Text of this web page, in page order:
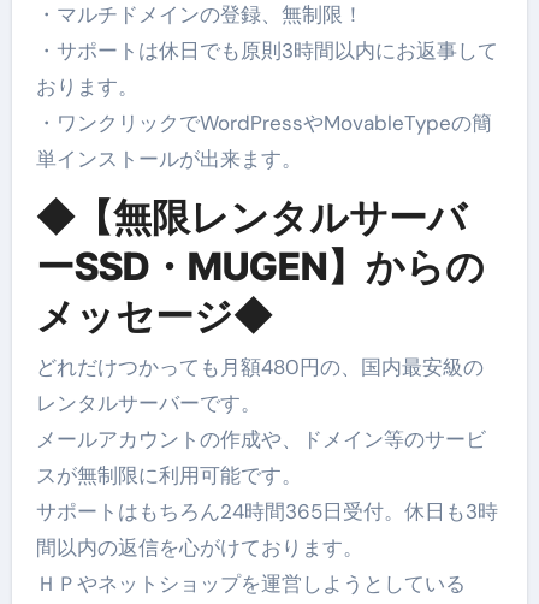
・マルチドメインの登録、無制限！
・サポートは休日でも原則3時間以内にお返事して
おります。
・ワンクリックでWordPressやMovableTypeの簡
単インストールが出来ます。
◆【無限レンタルサーバ
ーSSD・MUGEN】からの
メッセージ◆
どれだけつかっても月額480円の、国内最安級の
レンタルサーバーです。
メールアカウントの作成や、ドメイン等のサービ
スが無制限に利用可能です。
サポートはもちろん24時間365日受付。休日も3時
間以内の返信を心がけております。
ＨＰやネットショップを運営しようとしている